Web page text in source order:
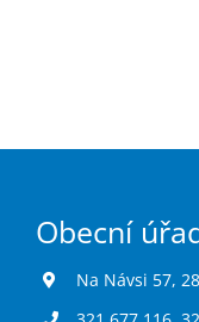
Obecní
Na Návsi 57,